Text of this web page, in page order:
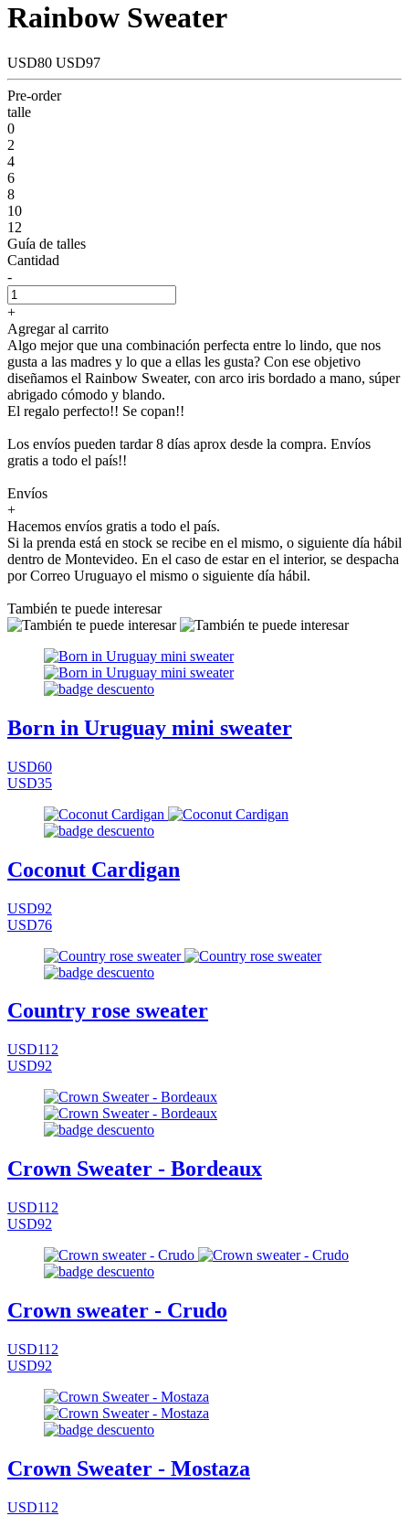
Rainbow Sweater
USD80 USD97
Pre-order
talle
0
2
4
6
8
10
12
Guía de talles
Cantidad
-
+
Agregar al carrito
Algo mejor que una combinación perfecta entre lo lindo, que nos
gusta a las madres y lo que a ellas les gusta? Con ese objetivo
diseñamos el Rainbow Sweater, con arco iris bordado a mano, súper
abrigado cómodo y blando.
El regalo perfecto!! Se copan!!
Los envíos pueden tardar 8 días aprox desde la compra. Envíos
gratis a todo el país!!
Envíos
+
Hacemos envíos gratis a todo el país.
Si la prenda está en stock se recibe en el mismo, o siguiente día hábil
dentro de Montevideo. En el caso de estar en el interior, se despacha
por Correo Uruguayo el mismo o siguiente día hábil.
También te puede interesar
Born in Uruguay mini sweater
USD60
USD35
Coconut Cardigan
USD92
USD76
Country rose sweater
USD112
USD92
Crown Sweater - Bordeaux
USD112
USD92
Crown sweater - Crudo
USD112
USD92
Crown Sweater - Mostaza
USD112